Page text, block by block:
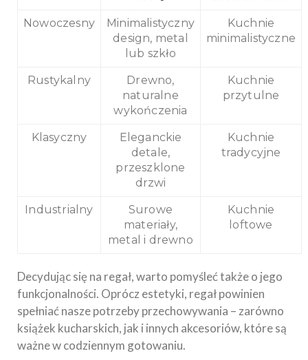
Nowoczesny
Minimalistyczny
design, metal
lub szkło
Kuchnie
minimalistyczne
Rustykalny
Drewno,
naturalne
wykończenia
Kuchnie
przytulne
Klasyczny
Eleganckie
detale,
przeszklone
drzwi
Kuchnie
tradycyjne
Industrialny
Surowe
materiały,
metal i drewno
Kuchnie
loftowe
Decydując się na regał, warto pomyśleć także o jego
funkcjonalności. Oprócz estetyki, regał powinien
spełniać nasze potrzeby przechowywania – zarówno
książek kucharskich, jak i innych akcesoriów, które są
ważne w codziennym gotowaniu.